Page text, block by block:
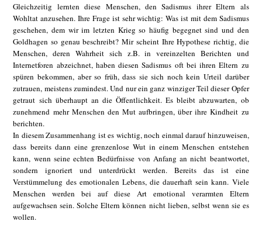
Gleichzeitig lernten diese Menschen, den Sadismus ihrer Eltern als
Wohltat anzusehen. Ihre Frage ist sehr wichtig: Was ist mit dem Sadismus
geschehen, dem wir im letzten Krieg so häufig begegnet sind und den
Goldhagen so genau beschreibt? Mir scheint Ihre Hypothese richtig, die
Menschen, deren Wahrheit sich z.B. in vereinzelten Berichten und
Internetforen abzeichnet, haben diesen Sadismus oft bei ihren Eltern zu
spüren bekommen, aber so früh, dass sie sich noch kein Urteil darüber
zutrauen, meistens zumindest. Und nur ein ganz winziger Teil dieser Opfer
getraut sich überhaupt an die Öffentlichkeit. Es bleibt abzuwarten, ob
zunehmend mehr Menschen den Mut aufbringen, über ihre Kindheit zu
berichten.
In diesem Zusammenhang ist es wichtig, noch einmal darauf hinzuweisen,
dass bereits dann eine grenzenlose Wut in einem Menschen entstehen
kann, wenn seine echten Bedürfnisse von Anfang an nicht beantwortet,
sondern ignoriert und unterdrückt werden. Bereits das ist eine
Verstümmelung des emotionalen Lebens, die dauerhaft sein kann. Viele
Menschen werden bei auf diese Art emotional verarmten Eltern
aufgewachsen sein. Solche Eltern können nicht lieben, selbst wenn sie es
wollen.